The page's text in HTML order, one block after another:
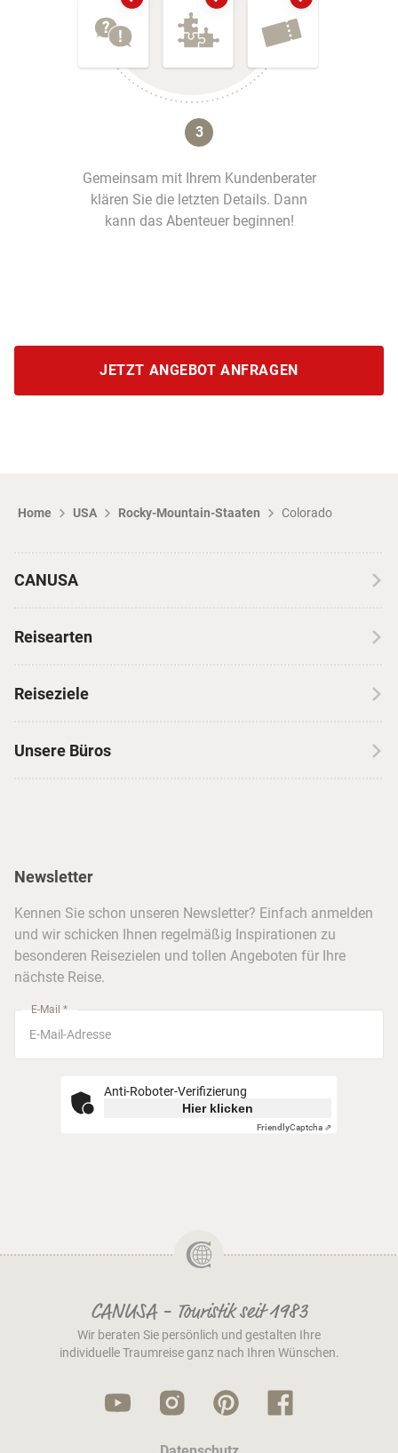
Home USA Rocky-Mountain-Staaten Colorado
JETZT ANGEBOT ANFRAGEN
3
Gemeinsam mit Ihrem Kundenberater
klären Sie die letzten Details. Dann
kann das Abenteuer beginnen!
CANUSA
Erfahrungen mit CANUSA
Insidertipps
FAQ
Barrierefreiheitserklärung
Reisearten
Skireisen
Hotels & Unterkünfte
Kreuzfahrten
Busreisen
Reiseziele
Unsere Büros
Frankfurt
Stuttgart
Newsletter
Kennen Sie schon unseren Newsletter? Einfach anmelden
und wir schicken Ihnen regelmäßig Inspirationen zu
besonderen Reisezielen und tollen Angeboten für Ihre
nächste Reise.
E-Mail *
Anti-Roboter-Verifizierung
Hier klicken
FriendlyCaptcha ⇗
CANUSA - Touristik seit 1983
Wir beraten Sie persönlich und gestalten Ihre
individuelle Traumreise ganz nach Ihren Wünschen.